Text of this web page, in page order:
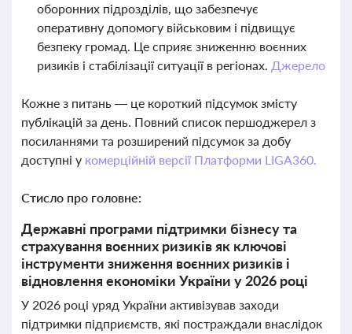
оборонних підрозділів, що забезпечує
оперативну допомогу військовим і підвищує
безпеку громад. Це сприяє зниженню воєнних
ризиків і стабілізації ситуації в регіонах. Джерело
Кожне з питань — це короткий підсумок змісту
публікацій за день. Повний список першоджерел з
посиланнями та розширений підсумок за добу
доступні у комерційній версії Платформи LIGA360.
Стисло про головне:
Державні програми підтримки бізнесу та
страхування воєнних ризиків як ключові
інструменти зниження воєнних ризиків і
відновлення економіки України у 2026 році
У 2026 році уряд України активізував заходи
підтримки підприємств, які постраждали внаслідок